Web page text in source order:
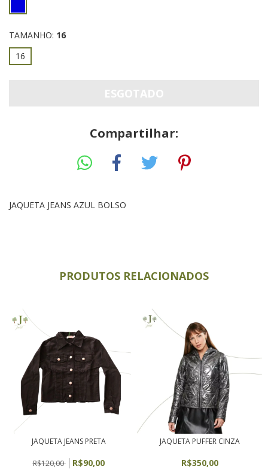
TAMANHO: 16
16
Compartilhar:
JAQUETA JEANS AZUL BOLSO
PRODUTOS RELACIONADOS
JAQUETA JEANS PRETA
R$120,00 R$90,00
JAQUETA PUFFER CINZA
R$350,00